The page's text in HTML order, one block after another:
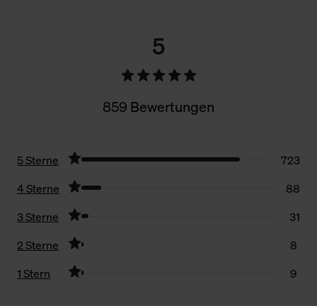
5
859 Bewertungen
5 Sterne
723
4 Sterne
88
3 Sterne
31
2 Sterne
8
1 Stern
9